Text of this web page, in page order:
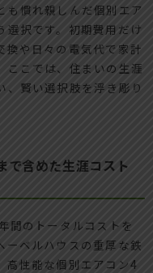
も慣れ親しんだ個別エア
選択です。初期費用だけ
換や日々の電気代で家計
ここでは、住まいの生涯
、賢い選択肢を浮き彫り
で含めた生涯コスト
間のトータルコストを
ーベルハウスの重厚な鉄
高性能な個別エアコン4